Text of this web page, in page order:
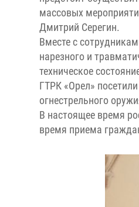
массовых
Дмитрий Серегин.
Вместе с
нарезного и
техническое
ГТРК «Орел»
огнестрельного
В настоящее время
время приема